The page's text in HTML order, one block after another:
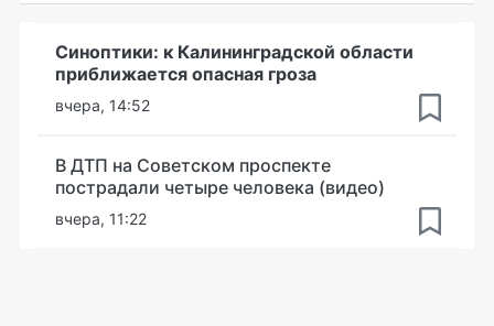
Синоптики: к Калининградской области
приближается опасная гроза
вчера, 14:52
В ДТП на Советском проспекте
пострадали четыре человека (видео)
вчера, 11:22